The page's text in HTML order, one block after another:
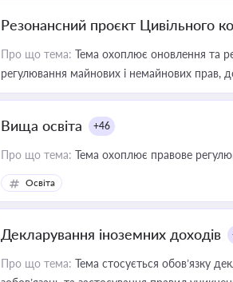
Резонансний проєкт Цивільного
Про що тема: Тема охоплює оновлення та
регулювання майнових і немайнових прав,
Вища освіта +46
Про що тема: Тема охоплює правове
Освіта
Декларування іноземних доходів
Про що тема: Тема стосується обов’язку